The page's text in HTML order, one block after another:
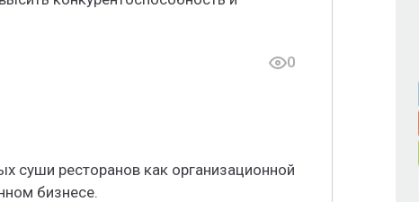
0
суши ресторанов как организационной
бизнесе.